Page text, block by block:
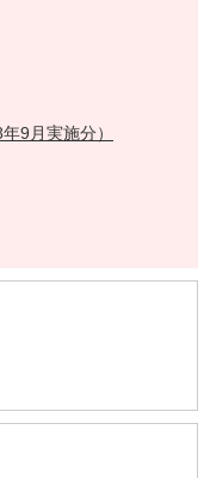
9月実施分）